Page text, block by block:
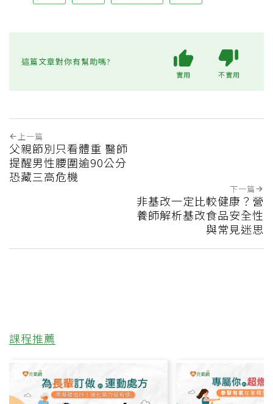
這篇文章對你有幫助嗎?
實用 不實用
上一篇
父親節別只看體重 醫師
提醒男性腰圍逾90公分
恐藏三高危機
下一篇
非基改一定比較健康？營
養師解析基改食品安全性
與常見迷思
課程推薦